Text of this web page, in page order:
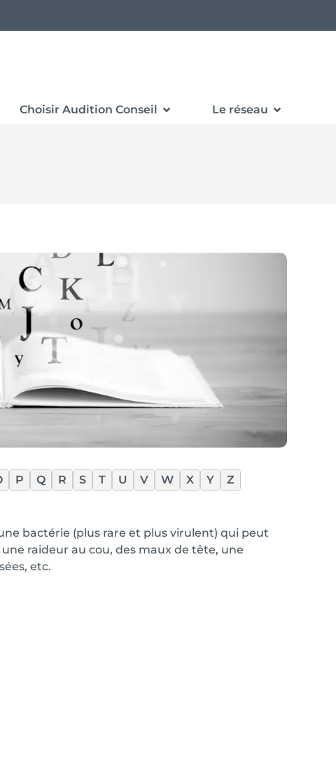
Choisir Audition Conseil Le réseau
P Q R S T U V W X Y Z
bactérie (plus rare et plus virulent) qui peut
raideur au cou, des maux de tête, une
etc.